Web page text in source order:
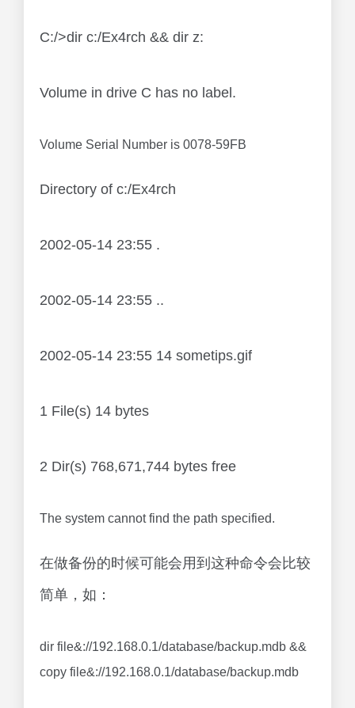
C:/>dir c:/Ex4rch && dir z:
Volume in drive C has no label.
Volume Serial Number is 0078-59FB
Directory of c:/Ex4rch
2002-05-14 23:55 .
2002-05-14 23:55 ..
2002-05-14 23:55 14 sometips.gif
1 File(s) 14 bytes
2 Dir(s) 768,671,744 bytes free
The system cannot find the path specified.
在做备份的时候可能会用到这种命令会比较
简单，如：
dir file&://192.168.0.1/database/backup.mdb &&
copy file&://192.168.0.1/database/backup.mdb